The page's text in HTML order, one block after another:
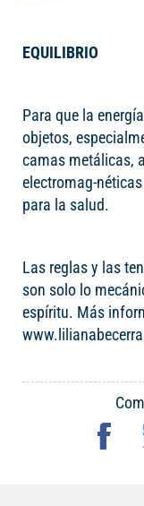
EQUILIBRIO
Para que la
objetos,
camas metálicas,
electromag-
para la salud.
Las reglas y las
son solo lo
espíritu. Más